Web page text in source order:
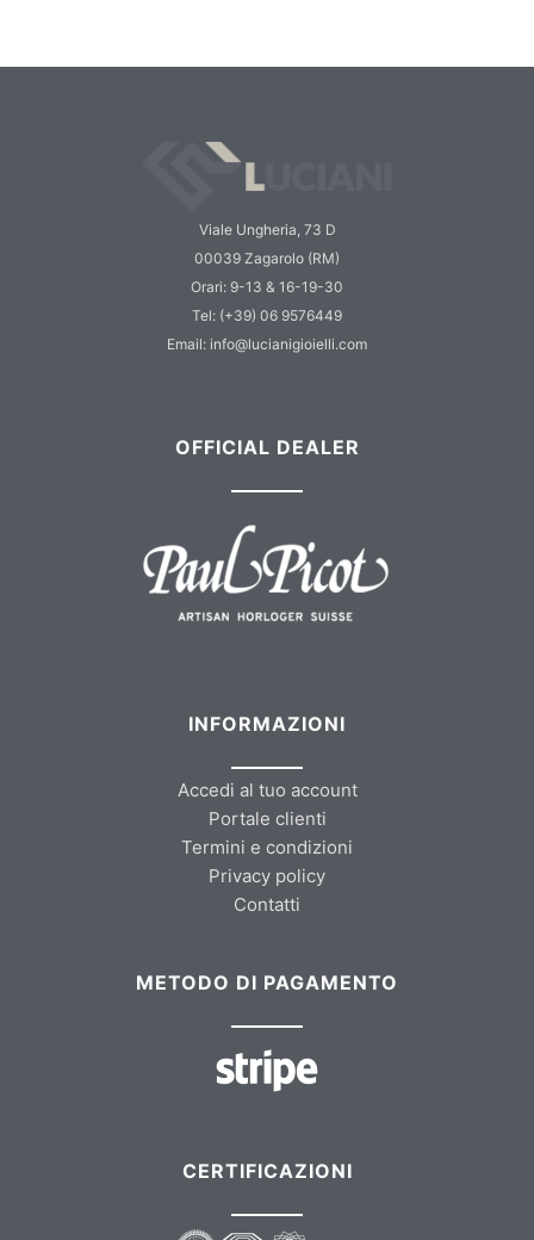
Viale Ungheria, 73 D
00039 Zagarolo (RM)
Orari: 9-13 & 16-19-30
Tel: (+39) 06 9576449
Email: info@lucianigioielli.com
OFFICIAL DEALER
INFORMAZIONI
Accedi al tuo account
Portale clienti
Termini e condizioni
Privacy policy
Contatti
METODO DI PAGAMENTO
CERTIFICAZIONI